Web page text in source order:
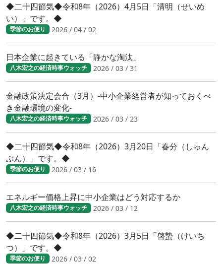
◆二十四節気◆令和8年（2026）4月5日「清明（せいめ
い）」です。◆
季節のお便り 2026 / 04 / 02
日本企業に起きている「静かな淘汰」
八木宏之の経済時事ウォッチ 2026 / 03 / 31
金融政策決定会合（3月）-中小企業経営者が知っておくべ
き金融環境の変化-
八木宏之の経済時事ウォッチ 2026 / 03 / 23
◆二十四節気◆令和8年（2026）3月20日「春分（しゅん
ぶん）」です。◆
季節のお便り 2026 / 03 / 16
エネルギー価格上昇に中小企業はどう対応するか
八木宏之の経済時事ウォッチ 2026 / 03 / 12
◆二十四節気◆令和8年（2026）3月5日「啓蟄（けいち
つ）」です。◆
季節のお便り 2026 / 03 / 02